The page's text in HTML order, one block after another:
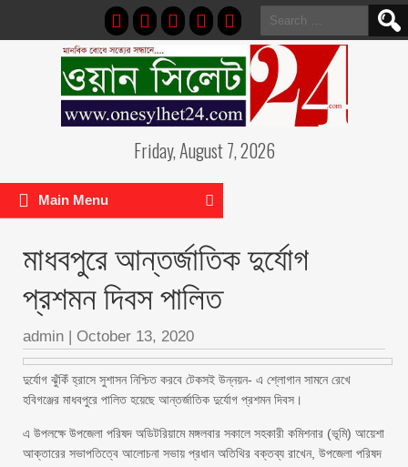
Search
for:
Friday, August 7, 2026
Main Menu
মাধবপুরে আন্তর্জাতিক দুর্যোগ
প্রশমন দিবস পালিত
admin | October 13, 2020
দুর্যোগ ঝুঁকিঁ হ্রাসে সুশাসন নিশ্চিত করবে টেকসই উন্নয়ন- এ শ্লোগান সামনে রেখে
হবিগঞ্জের মাধবপুরে পালিত হয়েছে আন্তর্জাতিক দুর্যোগ প্রশমন দিবস।
এ উপলক্ষে উপজেলা পরিষদ অডিটরিয়ামে মঙ্গলবার সকালে সহকারী কমিশনার (ভূমি) আয়েশা
আক্তারের সভাপতিত্বে আলোচনা সভায় প্রধান অতিথির বক্তব্য রাখেন, উপজেলা পরিষদ